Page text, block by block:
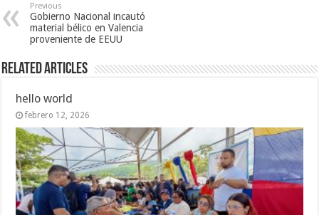
Previous
Gobierno Nacional incautó
material bélico en Valencia
proveniente de EEUU
Related Articles
hello world
febrero 12, 2026